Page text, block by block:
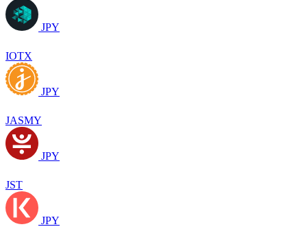
JPY
IOTX
JPY
JASMY
JPY
JST
JPY